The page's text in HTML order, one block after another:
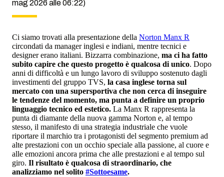
mag 2026 alle 06:22)
Ci siamo trovati alla presentazione della Norton Manx R
circondati da manager inglesi e indiani, mentre tecnici e
designer erano italiani. Bizzarra combinazione, ma ci ha fatto
subito capire che questo progetto è qualcosa di unico. Dopo
anni di difficoltà e un lungo lavoro di sviluppo sostenuto dagli
investimenti del gruppo TVS, la casa inglese torna sul
mercato con una supersportiva che non cerca di inseguire
le tendenze del momento, ma punta a definire un proprio
linguaggio tecnico ed estetico. La Manx R rappresenta la
punta di diamante della nuova gamma Norton e, al tempo
stesso, il manifesto di una strategia industriale che vuole
riportare il marchio tra i protagonisti del segmento premium ad
alte prestazioni con un occhio speciale alla passione, al cuore e
alle emozioni ancora prima che alle prestazioni e al tempo sul
giro. Il risultato è qualcosa di straordinario, che
analizziamo nel solito #Sottoesame.